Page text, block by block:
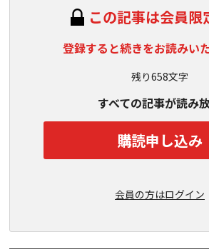
この記事は会員限
登録すると続きをお読みい
残り658文字
すべての記事が読み
購読申し込み
会員の方はログイン